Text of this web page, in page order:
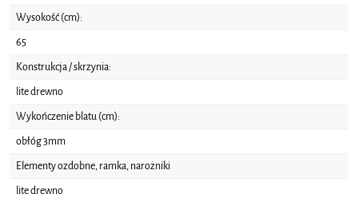
Wysokość (cm):
65
Konstrukcja / skrzynia:
lite drewno
Wykończenie blatu (cm):
obłóg 3mm
Elementy ozdobne, ramka, narożniki
lite drewno